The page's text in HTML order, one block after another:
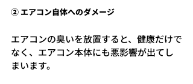
② エアコン自体へのダメージ
エアコンの臭いを放置すると、健康だけで
なく、エアコン本体にも悪影響が出てし
まいます。